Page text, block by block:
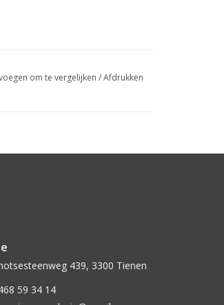
om te vergelijken /Afdrukken
439, 3300 Tienen
59 34 14